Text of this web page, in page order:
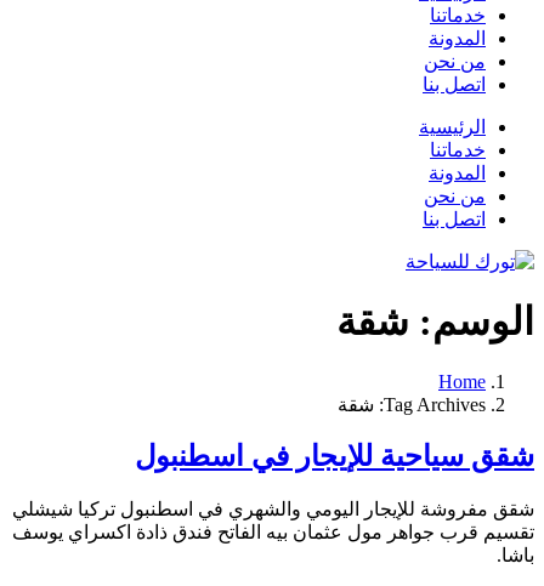
خدماتنا
المدونة
من نحن
اتصل بنا
الرئيسية
خدماتنا
المدونة
من نحن
اتصل بنا
الوسم: شقة
Home
Tag Archives: شقة
شقق سياحية للإيجار في اسطنبول
شقق مفروشة للإيجار اليومي والشهري في اسطنبول تركيا شيشلي
تقسيم قرب جواهر مول عثمان بيه الفاتح فندق ذادة اكسراي يوسف
باشا.